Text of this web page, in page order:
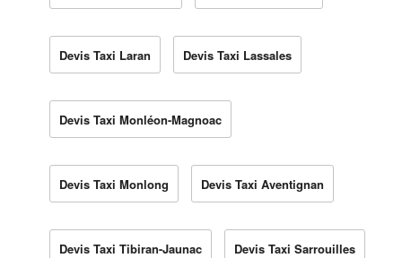
Devis Taxi Laran Devis Taxi Lassales
Devis Taxi Monléon-Magnoac
Devis Taxi Monlong Devis Taxi Aventignan
Devis Taxi Tibiran-Jaunac Devis Taxi Sarrouilles